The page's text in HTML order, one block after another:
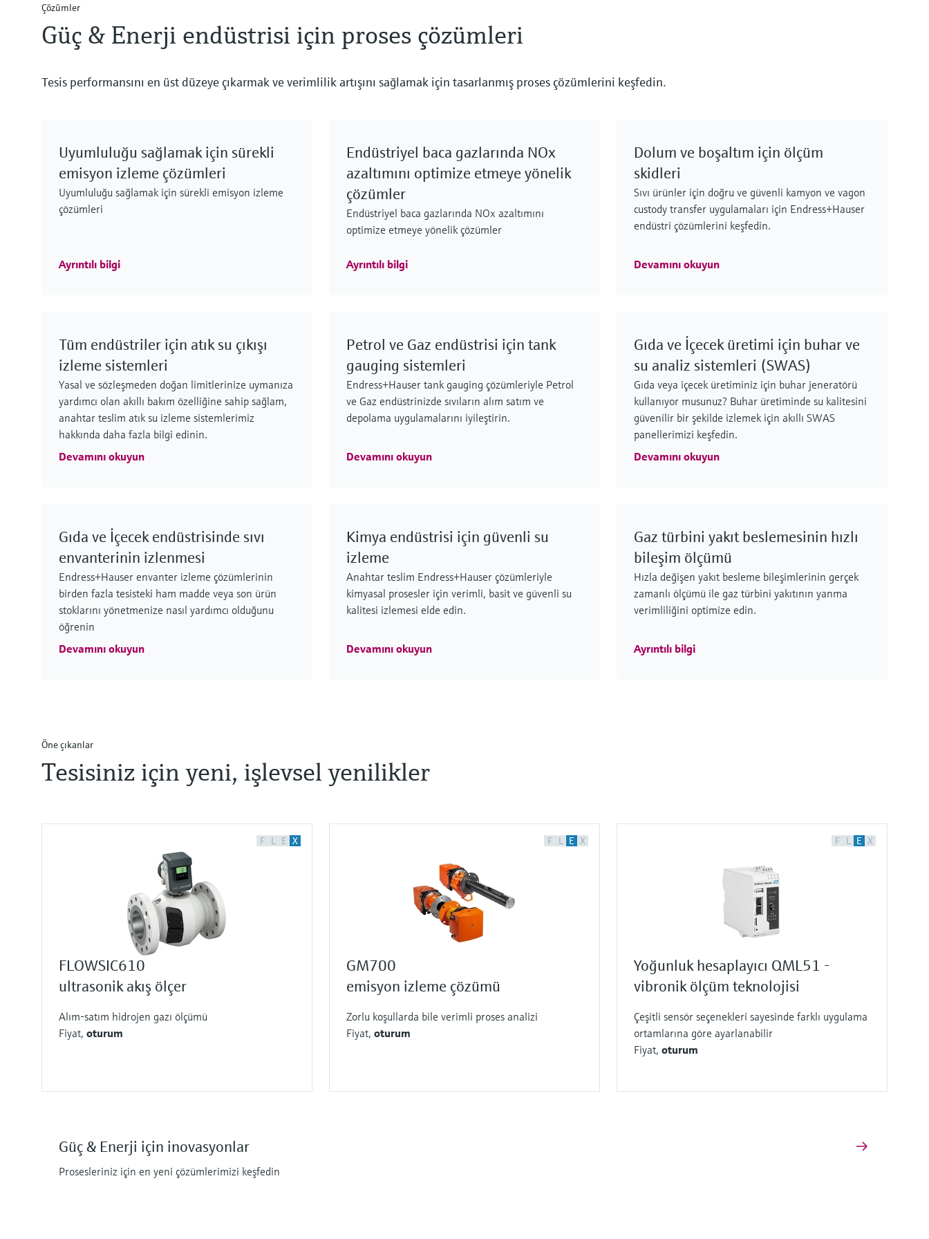
riskini azaltır ve güvenilir, ölçeklenebilir
operasyonları mümkün kılar.
mimarileri
Gelişmiş veri merkezi soğutma mimarileri, artan
güç yoğunluklarını verimli bir şekilde yönetmek
ve güvenilir, ölçeklenebilir operasyonlar
sağlamak için hava, hibrit ve sıvı teknolojilerini
bir araya getirir.
performans optimizasyonu
Entegre ölçüm, izleme ve analiz yöntemleriyle
güç üretimi ve kritik altyapı alanlarında enerji
kullanımını ve performansı optimize ederek,
daha güvenli, daha verimli ve daha güvenilir
çalışmalar sağlayın.
Veri merkezleri, yapay zeka ve yüksek yoğunluklu
iş yüklerini desteklemek için sıvı soğutmayı
benimsedikçe, ekipmanı korumak, enerji
kullanımını optimize etmek ve kesintileri
önlemek için sıvı analizi hayati önem
kazanmaktadır.
endüstriyel prosesler için güvenilir tedarik sağlar,
kritik varlıkları korur, arıza sürelerini en aza
indirir ve zorlu çevre koşullarında tutarlı
performans sunar.
ölçüm
Su, bir buhar santralinin can damarıdır ve
kalitesi doğru izlemeye bağlıdır.
planlama, öngörülemeyen doğa olayları ve
ekipman arızalarıdır. Hidroelektrik enerji
santrallerine yönelik çözümlerimizi inceleyin.
Çözümler
Güç & Enerji endüstrisi için proses çözümleri
Tesis performansını en üst düzeye çıkarmak ve verimlilik artışını sağlamak için tasarlanmış proses çözümlerini keşfedin.
Uyumluluğu sağlamak için sürekli
emisyon izleme çözümleri
Uyumluluğu sağlamak için sürekli emisyon izleme
çözümleri
Ayrıntılı bilgi
Endüstriyel baca gazlarında NOx
azaltımını optimize etmeye yönelik
çözümler
Endüstriyel baca gazlarında NOx azaltımını
optimize etmeye yönelik çözümler
Ayrıntılı bilgi
Dolum ve boşaltım için ölçüm
skidleri
Sıvı ürünler için doğru ve güvenli kamyon ve vagon
custody transfer uygulamaları için Endress+Hauser
endüstri çözümlerini keşfedin.
Devamını okuyun
Tüm endüstriler için atık su çıkışı
izleme sistemleri
Yasal ve sözleşmeden doğan limitlerinize uymanıza
yardımcı olan akıllı bakım özelliğine sahip sağlam,
anahtar teslim atık su izleme sistemlerimiz
hakkında daha fazla bilgi edinin.
Devamını okuyun
Petrol ve Gaz endüstrisi için tank
gauging sistemleri
Endress+Hauser tank gauging çözümleriyle Petrol
ve Gaz endüstrinizde sıvıların alım satım ve
depolama uygulamalarını iyileştirin.
Devamını okuyun
Gıda ve İçecek üretimi için buhar ve
su analiz sistemleri (SWAS)
Gıda veya içecek üretiminiz için buhar jeneratörü
kullanıyor musunuz? Buhar üretiminde su kalitesini
güvenilir bir şekilde izlemek için akıllı SWAS
panellerimizi keşfedin.
Devamını okuyun
Gıda ve İçecek endüstrisinde sıvı
envanterinin izlenmesi
Endress+Hauser envanter izleme çözümlerinin
birden fazla tesisteki ham madde veya son ürün
stoklarını yönetmenize nasıl yardımcı olduğunu
öğrenin
Devamını okuyun
Kimya endüstrisi için güvenli su
izleme
Anahtar teslim Endress+Hauser çözümleriyle
kimyasal prosesler için verimli, basit ve güvenli su
kalitesi izlemesi elde edin.
Devamını okuyun
Gaz türbini yakıt beslemesinin hızlı
bileşim ölçümü
Hızla değişen yakıt besleme bileşimlerinin gerçek
zamanlı ölçümü ile gaz türbini yakıtının yanma
verimliliğini optimize edin.
Ayrıntılı bilgi
Öne çıkanlar
Tesisiniz için yeni, işlevsel yenilikler
F L E X
FLOWSIC610
ultrasonik akış ölçer
Alım-satım hidrojen gazı ölçümü
Fiyat, oturum
F L E X
GM700
emisyon izleme çözümü
Zorlu koşullarda bile verimli proses analizi
Fiyat, oturum
F L E X
Yoğunluk hesaplayıcı QML51 -
vibronik ölçüm teknolojisi
Çeşitli sensör seçenekleri sayesinde farklı uygulama
ortamlarına göre ayarlanabilir
Fiyat, oturum
Güç & Enerji için inovasyonlar
Prosesleriniz için en yeni çözümlerimizi keşfedin